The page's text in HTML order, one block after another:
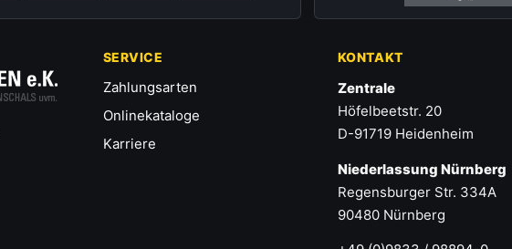
SERVICE
Zahlungsarten
Onlinekataloge
Karriere
KONTAKT
Zentrale
Höfelbeetstr. 20
D-91719 Heidenheim
Niederlassung Nürnberg
Regensburger Str. 334A
90480 Nürnberg